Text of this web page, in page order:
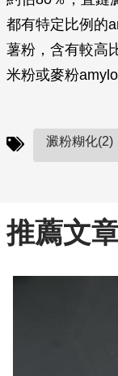
都有特定比例的
薯粉，含有較高
米粉或麥粉
澱粉糊化(2)
推薦文